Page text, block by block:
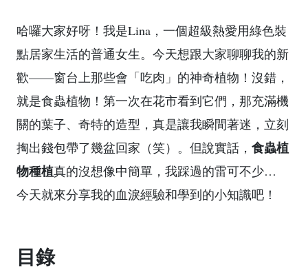
哈囉大家好呀！我是Lina，一個超級熱愛用綠色裝
點居家生活的普通女生。今天想跟大家聊聊我的新
歡——窗台上那些會「吃肉」的神奇植物！沒錯，
就是食蟲植物！第一次在花市看到它們，那充滿機
關的葉子、奇特的造型，真是讓我瞬間著迷，立刻
掏出錢包帶了幾盆回家（笑）。但說實話， 食蟲植
物種植真的沒想像中簡單，我踩過的雷可不少…
今天就來分享我的血淚經驗和學到的小知識吧！
目錄